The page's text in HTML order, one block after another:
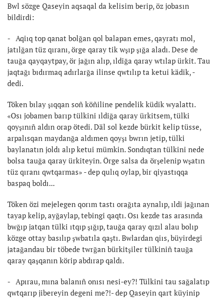
Bwl sözge Qaseyin aqsaqal da kelisim berip, öz jobasın
bildirdi:
- Aqiıq top qanat bolğan qol balapan emes, qayratı mol,
jatılğan tüz qıranı, örge qaray tik wşıp şığa aladı. Dese de
tauğa qayqaytpay, ör jağın alıp, ıldiğa qaray wtılap ürkit. Tau
jaqtağı bıdırmaq adırlarğa ilinse qwtılıp ta ketui kädik, -
dedi.
Töken bılay şıqqan soñ köñiline pendelik küdik wyalattı.
«Osı jobamen barıp tülkini ıldiğa qaray ürkitsem, tülki
qoyşınıñ aldın orap ötedi. Däl sol kezde bürkit kelip tüsse,
arpalısqan maydanğa aldımen qoyşı bwrın jetip, tülki
baylanatın joldı alıp ketui mümkin. Sondıqtan tülkini nede
bolsa tauğa qaray ürkiteyin. Örge salsa da örşelenip wşatın
tüz qıranı qwtqarmas» - dep qulıq oylap, bir qiyastıqqa
baspaq boldı...
Töken özi mejelegen qorım tastı orağıta aynalıp, ıldi jağınan
tayap kelip, ayğaylap, tebingi qaqtı. Osı kezde tas arasında
bwğıp jatqan tülki ıtqıp şığıp, tauğa qaray qızıl alau bolıp
közge ottay basılıp şwbatıla qaştı. Bwlardan qiıs, büyirdegi
jatağandau bir töbede twrğan bürkitşiler tülkiniñ tauğa
qaray qaşqanın körip abdırap qaldı.
- Apırau, mına balanıñ onısı nesi-ey?! Tülkini tau sağalatıp
qwtqarıp jibereyin degeni me?!- dep Qaseyin qart küyinip